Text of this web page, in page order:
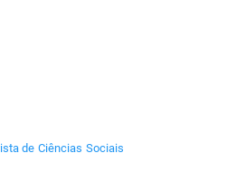
de Ciências Sociais